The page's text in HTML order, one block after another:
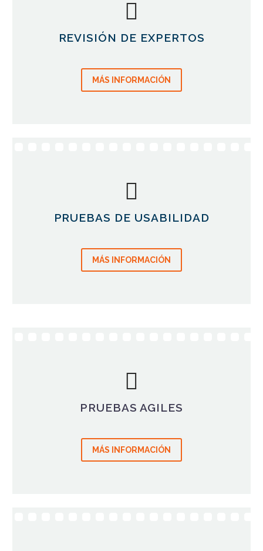
REVISIÓN DE EXPERTOS
MÁS INFORMACIÓN
PRUEBAS DE USABILIDAD
MÁS INFORMACIÓN
PRUEBAS AGILES
MÁS INFORMACIÓN